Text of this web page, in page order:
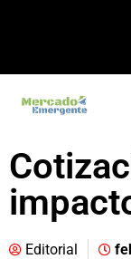
Editorial